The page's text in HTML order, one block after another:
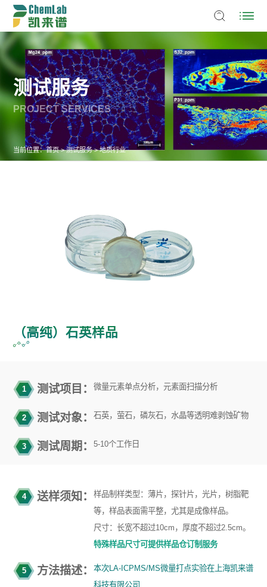
测试服务
PROJECT SERVICES
当前位置：首页>测试服务>地质行业
（高纯）石英样品
1 测试项目：微量元素单点分析，元素面扫描分析
2 测试对象：石英，萤石，磷灰石，水晶等透明难剥蚀矿物
3 测试周期：5-10个工作日
4 送样须知：样品制样类型：薄片，探针片，光片，树脂靶
等，样品表面需平整，尤其是成像样品。
尺寸：长宽不超过10cm，厚度不超过2.5cm。
特殊样品尺寸可提供样品仓订制服务
5 方法描述：本次LA-ICPMS/MS微量打点实验在上海凯来谱
科技有限公司